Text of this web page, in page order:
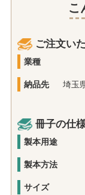
こ
ご注文い
業種
納品先 埼玉
冊子の仕
製本用途
製本方法
サイズ